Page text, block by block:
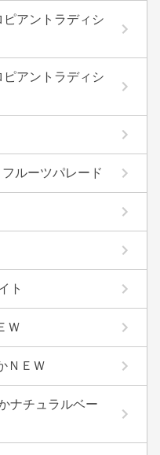
アントラディシ
アントラディシ
ルーツパレード
ト
Ｗ
ＮＥＷ
ナチュラルベー